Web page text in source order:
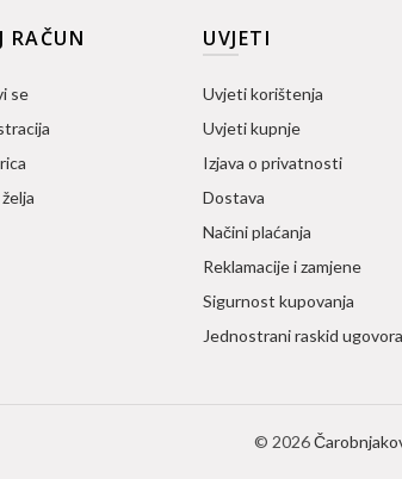
RAČUN
se
UVJETI
Uvjeti korištenja
Uvjeti kupnje
Izjava o privatnosti
Dostava
Načini plaćanja
Reklamacije i zamjene
Sigurnost kupovanja
Jednostrani raskid ugovora
© 2026